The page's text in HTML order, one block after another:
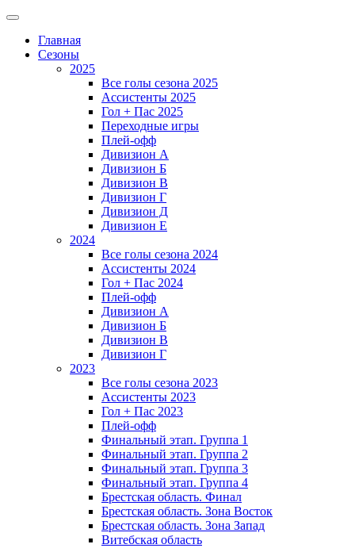
Главная
Сезоны
2025
Все голы сезона 2025
Ассистенты 2025
Гол + Пас 2025
Переходные игры
Плей-офф
Дивизион A
Дивизион Б
Дивизион В
Дивизион Г
Дивизион Д
Дивизион Е
2024
Все голы сезона 2024
Ассистенты 2024
Гол + Пас 2024
Плей-офф
Дивизион A
Дивизион Б
Дивизион В
Дивизион Г
2023
Все голы сезона 2023
Ассистенты 2023
Гол + Пас 2023
Плей-офф
Финальный этап. Группа 1
Финальный этап. Группа 2
Финальный этап. Группа 3
Финальный этап. Группа 4
Брестская область. Финал
Брестская область. Зона Восток
Брестская область. Зона Запад
Витебская область